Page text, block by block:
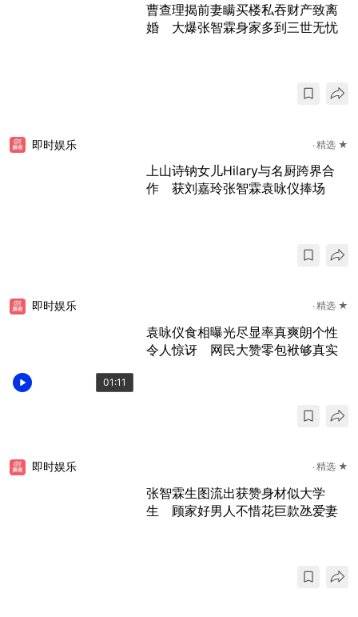
曹查理揭前妻瞒买楼私吞财产致离
婚 大爆张智霖身家多到三世无忧
即时娱乐 精选 ★
上山诗钠女儿Hilary与名厨跨界合
作 获刘嘉玲张智霖袁咏仪捧场
01:11
即时娱乐 精选 ★
袁咏仪食相曝光尽显率真爽朗个性
令人惊讶 网民大赞零包袱够真实
即时娱乐 精选 ★
张智霖生图流出获赞身材似大学
生 顾家好男人不惜花巨款氹爱妻